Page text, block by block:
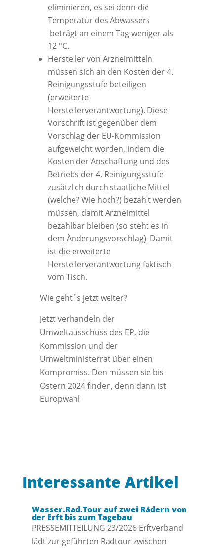
eliminieren, es sei denn die
Temperatur des Abwassers
beträgt an einem Tag weniger als
12 °C.
Hersteller von Arzneimitteln
müssen sich an den Kosten der 4.
Reinigungsstufe beteiligen
(erweiterte
Herstellerverantwortung). Diese
Vorschrift ist gegenüber dem
Vorschlag der EU-Kommission
aufgeweicht worden, indem die
Kosten der Anschaffung und des
Betriebs der 4. Reinigungsstufe
zusätzlich durch staatliche Mittel
(welche? Wie hoch?) bezahlt werden
müssen, damit Arzneimittel
bezahlbar bleiben (so steht es in
dem Änderungsvorschlag). Damit
ist die erweiterte
Herstellerverantwortung faktisch
vom Tisch.
Wie geht´s jetzt weiter?
Jetzt verhandeln der
Umweltausschuss des EP, die
Kommission und der
Umweltministerrat über einen
Kompromiss. Den müssen sie bis
Ostern 2024 finden, denn dann ist
Europwahl
Interessante Artikel
Wasser.Rad.Tour auf zwei Rädern von
der Erft bis zum Tagebau
PRESSEMITTEILUNG 23/2026 Erftverband
lädt zur geführten Radtour zwischen